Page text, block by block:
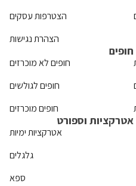
הצטרפות עסקים
הצהרת נגישות
חופים
חופים לא מוכרזים
חופים לגולשים
חופים מוכרזים
אטרקציות וספורט
אטרקציות ימיות
גלגלים
ספא